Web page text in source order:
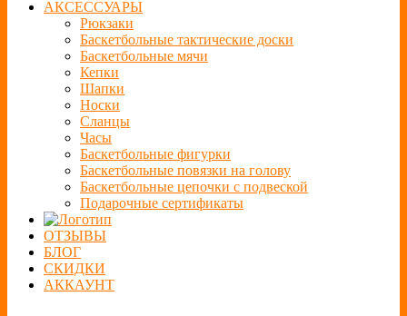
АКСЕССУАРЫ
Рюкзаки
Баскетбольные тактические доски
Баскетбольные мячи
Кепки
Шапки
Носки
Сланцы
Часы
Баскетбольные фигурки
Баскетбольные повязки на голову
Баскетбольные цепочки с подвеской
Подарочные сертификаты
ОТЗЫВЫ
БЛОГ
СКИДКИ
АККАУНТ